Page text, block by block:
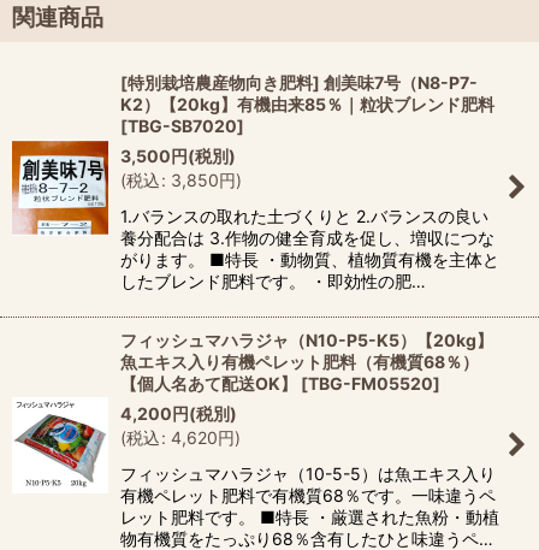
関連商品
[特別栽培農産物向き肥料] 創美味7号（N8-P7-
K2）【20kg】有機由来85％｜粒状ブレンド肥料
[TBG-SB7020]
3,500円(税別)
(税込: 3,850円)
1.バランスの取れた土づくりと 2.バランスの良い
養分配合は 3.作物の健全育成を促し、増収につな
がります。 ■特長 ・動物質、植物質有機を主体と
したブレンド肥料です。 ・即効性の肥…
フィッシュマハラジャ（N10-P5-K5）【20kg】
魚エキス入り有機ペレット肥料（有機質68％）
【個人名あて配送OK】
[TBG-FM05520]
4,200円(税別)
(税込: 4,620円)
フィッシュマハラジャ（10-5-5）は魚エキス入り
有機ペレット肥料で有機質68％です。一味違うペ
レット肥料です。 ■特長 ・厳選された魚粉・動植
物有機質をたっぷり68％含有したひと味違うペ…